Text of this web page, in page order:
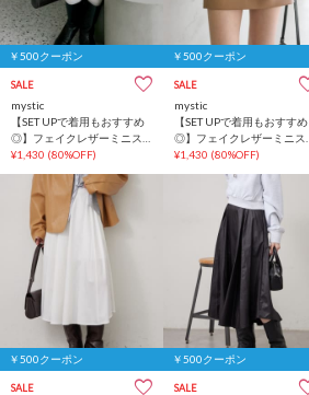
￥500クーポン
SALE
mystic
【SET UPで着用もおすすめ
◎】フェイクレザーミニス
カート
¥1,430 (80%OFF)
￥500クーポン
SALE
mystic
【SET UPで着用もおすすめ
◎】フェイクレザーミニス
カート
¥1,430 (80%OFF)
￥500クーポン
SALE
￥500クーポン
SALE